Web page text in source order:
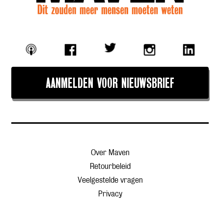
AANMELDEN VOOR NIEUWSBRIEF
Over Maven
Retourbeleid
Veelgestelde vragen
Privacy